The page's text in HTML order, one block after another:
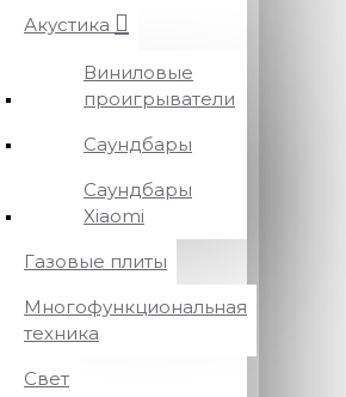
Акустика
Виниловые
проигрыватели
Саундбары
Саундбары
Xiaomi
Газовые плиты
Многофункциональная
техника
Свет